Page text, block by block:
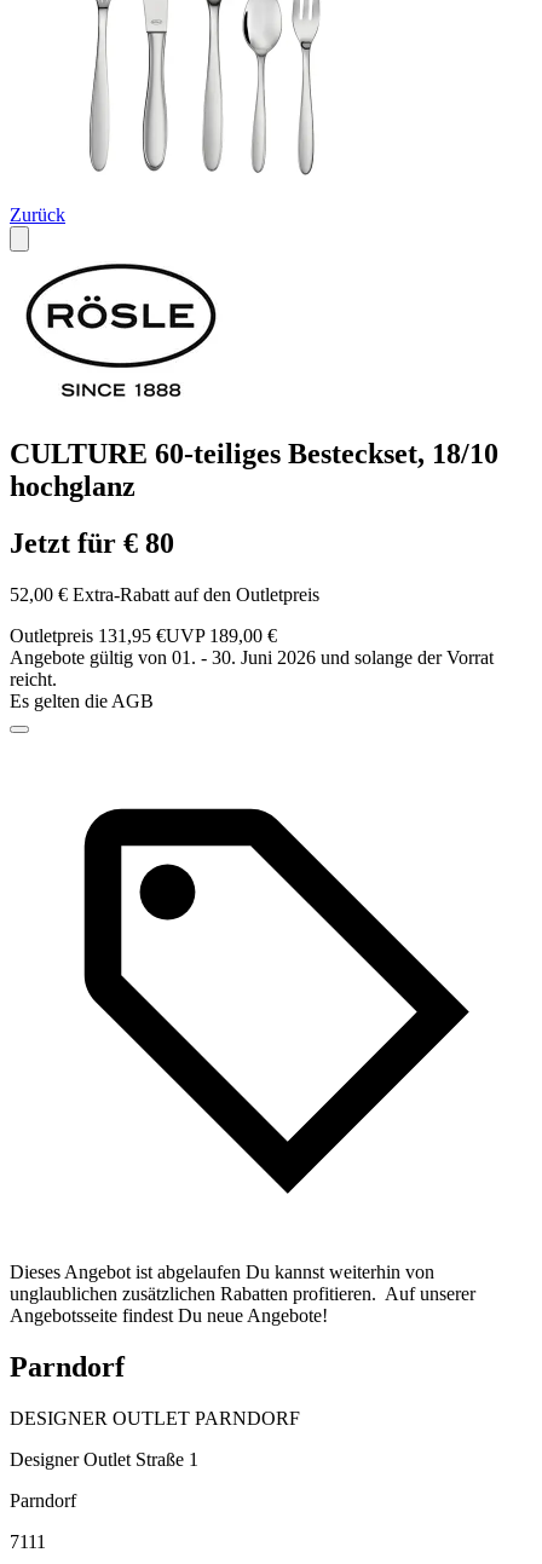
Zurück
CULTURE 60-teiliges Besteckset, 18/10
hochglanz
Jetzt für € 80
52,00 € Extra-Rabatt auf den Outletpreis
Outletpreis 131,95 €UVP 189,00 €
Angebote gültig von 01. - 30. Juni 2026 und solange der Vorrat
reicht.
Es gelten die AGB
Dieses Angebot ist abgelaufen Du kannst weiterhin von
unglaublichen zusätzlichen Rabatten profitieren. Auf unserer
Angebotsseite findest Du neue Angebote!
Parndorf
DESIGNER OUTLET PARNDORF
Designer Outlet Straße 1
Parndorf
7111